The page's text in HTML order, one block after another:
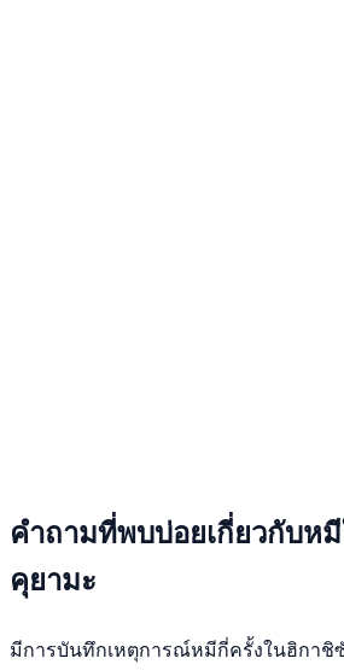
คำถามที่พบบ่อยเกี่ยวกับห
คุยามะ
มีการบันทึกเหตุการณ์หมีกี่ครั้งในฮิกาชิ